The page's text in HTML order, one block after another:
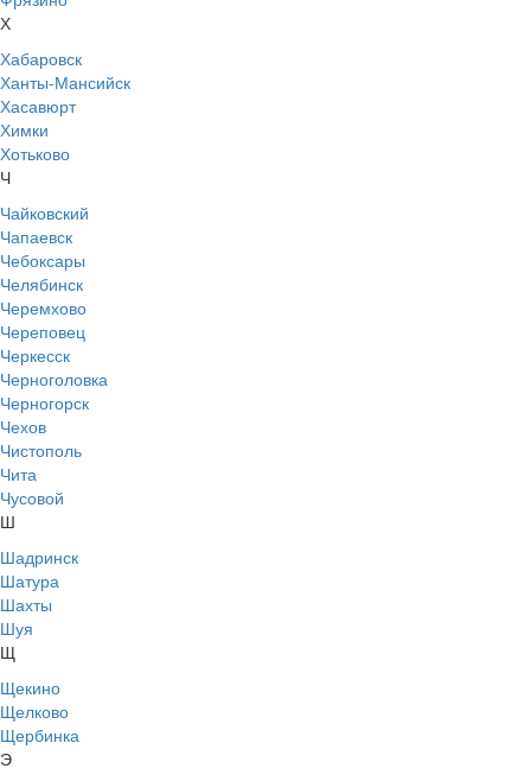
Х
Хабаровск
Ханты-Мансийск
Хасавюрт
Химки
Хотьково
Ч
Чайковский
Чапаевск
Чебоксары
Челябинск
Черемхово
Череповец
Черкесск
Черноголовка
Черногорск
Чехов
Чистополь
Чита
Чусовой
Ш
Шадринск
Шатура
Шахты
Шуя
Щ
Щекино
Щелково
Щербинка
Э